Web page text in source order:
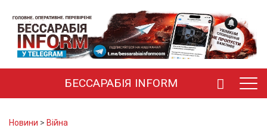
БЕССАРАБІЯ INFORM
Новини > Війна